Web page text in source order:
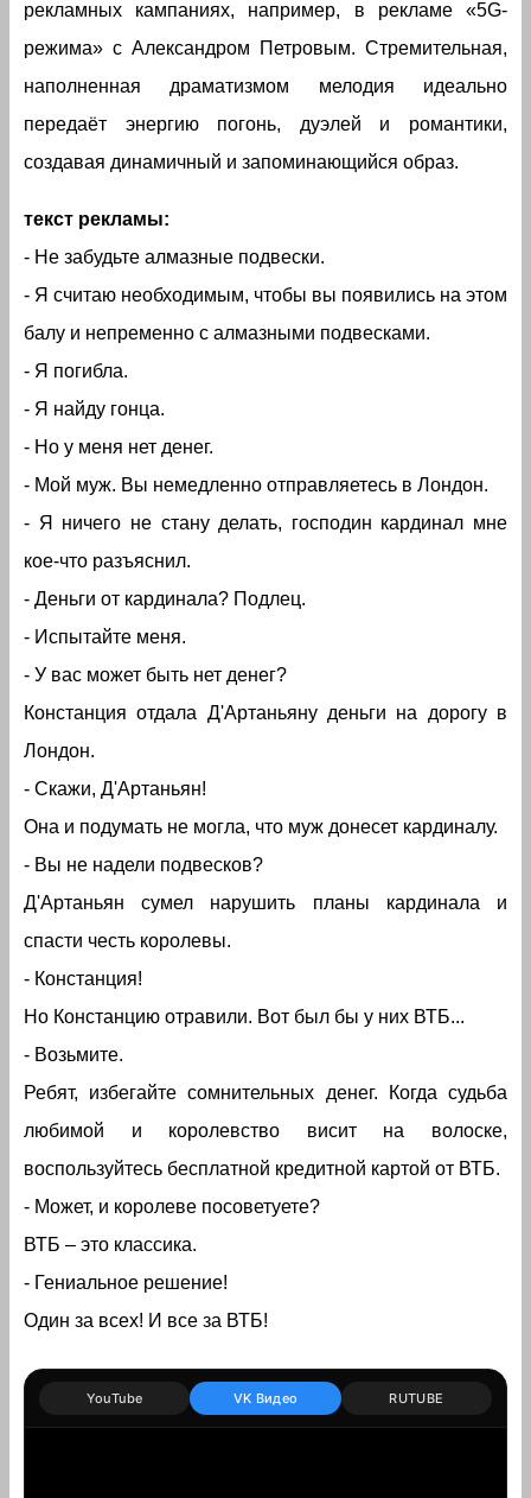
рекламных кампаниях, например, в рекламе «5G-
режима» с Александром Петровым. Стремительная,
наполненная драматизмом мелодия идеально
передаёт энергию погонь, дуэлей и романтики,
создавая динамичный и запоминающийся образ.
текст рекламы:
- Не забудьте алмазные подвески.
- Я считаю необходимым, чтобы вы появились на этом
балу и непременно с алмазными подвесками.
- Я погибла.
- Я найду гонца.
- Но у меня нет денег.
- Мой муж. Вы немедленно отправляетесь в Лондон.
- Я ничего не стану делать, господин кардинал мне
кое-что разъяснил.
- Деньги от кардинала? Подлец.
- Испытайте меня.
- У вас может быть нет денег?
Констанция отдала Д'Артаньяну деньги на дорогу в
Лондон.
- Скажи, Д'Артаньян!
Она и подумать не могла, что муж донесет кардиналу.
- Вы не надели подвесков?
Д'Артаньян сумел нарушить планы кардинала и
спасти честь королевы.
- Констанция!
Но Констанцию отравили. Вот был бы у них ВТБ...
- Возьмите.
Ребят, избегайте сомнительных денег. Когда судьба
любимой и королевство висит на волоске,
воспользуйтесь бесплатной кредитной картой от ВТБ.
- Может, и королеве посоветуете?
ВТБ – это классика.
- Гениальное решение!
Один за всех! И все за ВТБ!
YouTube VK Видео RUTUBE